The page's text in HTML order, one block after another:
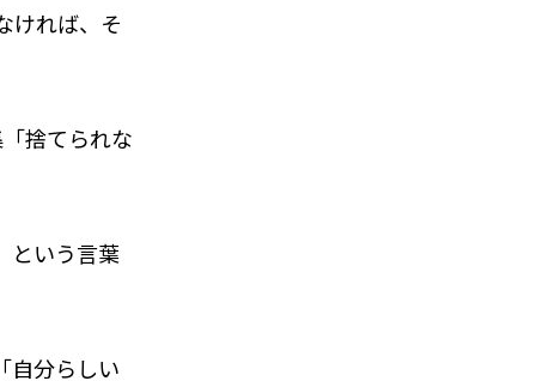
ければ、そ
捨てられな
という言葉
自分らしい